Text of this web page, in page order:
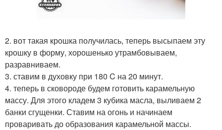
2. вот такая крошка получилась, теперь высыпаем эту
крошку в форму, хорошенько утрамбовываем,
разравниваем.
3. ставим в духовку при 180 C на 20 минут.
4. теперь в сковороде будем готовить карамельную
массу. Для этого кладем 3 кубика масла, выливаем 2
банки сгущенки. Ставим на огонь и начинаем
проваривать до образования карамельной массы.